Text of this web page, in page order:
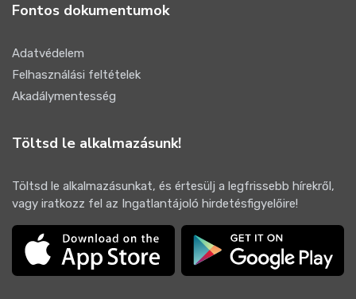
Fontos dokumentumok
Adatvédelem
Felhasználási feltételek
Akadálymentesség
Töltsd le alkalmazásunk!
Töltsd le alkalmazásunkat, és értesülj a legfrissebb hírekről,
vagy iratkozz fel az Ingatlantájoló hirdetésfigyelőire!